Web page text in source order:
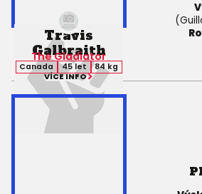
Travis
Galbraith
The Gladiator
Canada 45 let
84 kg
VÍCE INFO